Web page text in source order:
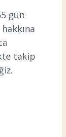
gün
takip